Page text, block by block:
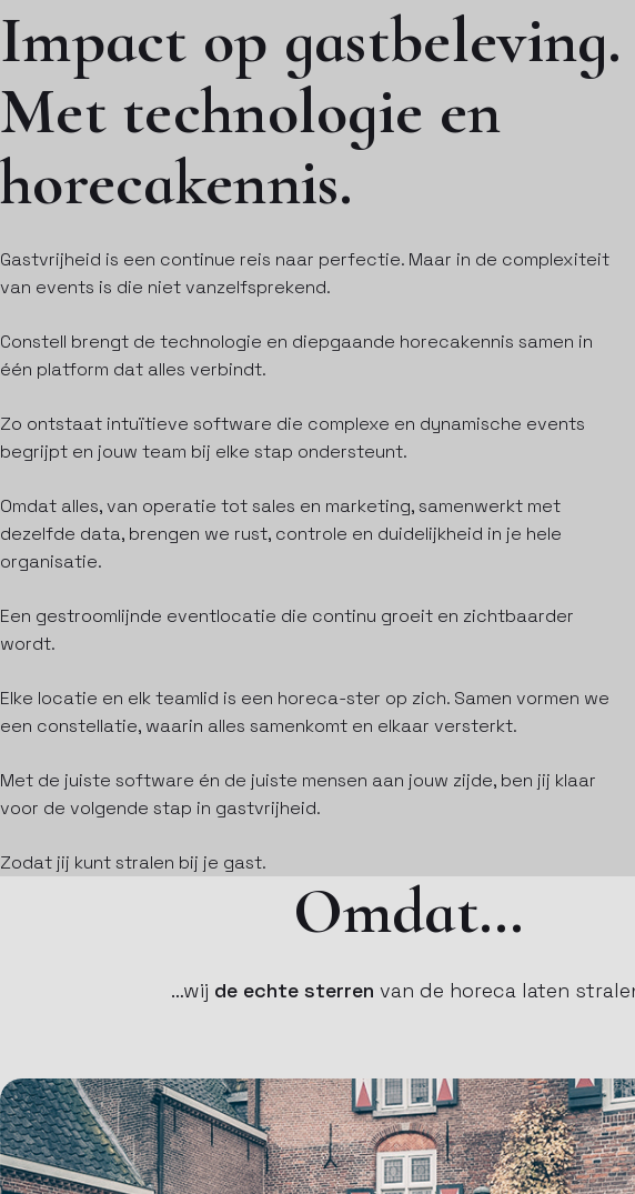
Impact op gastbeleving.
Met technologie en
horecakennis.
Gastvrijheid is een continue reis naar perfectie. Maar in de complexiteit
van events is die niet vanzelfsprekend.
Constell brengt de technologie en diepgaande horecakennis samen in
één platform dat alles verbindt.
Zo ontstaat intuïtieve software die complexe en dynamische events
begrijpt en jouw team bij elke stap ondersteunt.
Omdat alles, van operatie tot sales en marketing, samenwerkt met
dezelfde data, brengen we rust, controle en duidelijkheid in je hele
organisatie.
Een gestroomlijnde eventlocatie die continu groeit en zichtbaarder
wordt.
Elke locatie en elk teamlid is een horeca-ster op zich. Samen vormen we
een constellatie, waarin alles samenkomt en elkaar versterkt.
Met de juiste software én de juiste mensen aan jouw zijde, ben jij klaar
voor de volgende stap in gastvrijheid.
Zodat jij kunt stralen bij je gast.
Omdat…
…wij de echte sterren van de horeca laten